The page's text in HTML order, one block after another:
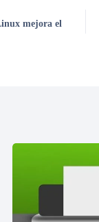
mejora el